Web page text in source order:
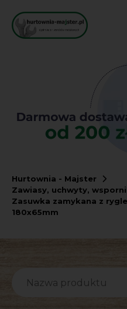
Hurtownia - Majster
Zawiasy, uchwyty,
Zasuwka zamykana z
180x65mm